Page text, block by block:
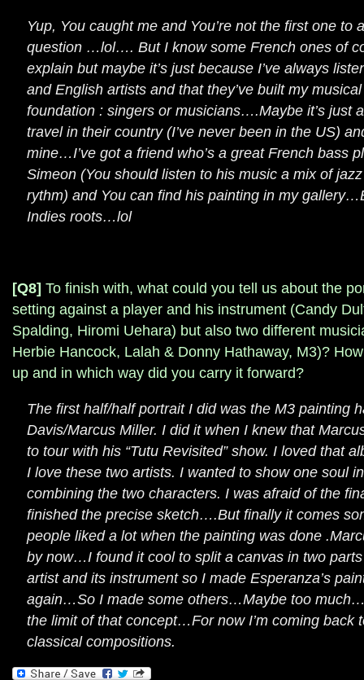
Yup, You caught me and You’re not the first one to
question …lol…. But I know some French ones of
explain but maybe it’s just because I’ve always
and English artists and that they’ve built my
foundation : singers or musicians….Maybe it’s just
travel in their country (I’ve never been in the US)
mine…I’ve got a friend who’s a great French bass
Simeon (You should listen to his music a mix of
rythm) and You can find his painting in my
Indies roots…lol
[Q8] To finish with, what could you tell us about the
setting against a player and his instrument (Candy
Spalding, Hiromi Uehara) but also two different
Herbie Hancock, Lalah & Donny Hathaway, M3)?
up and in which way did you carry it forward?
The first half/half portrait I did was the M3 painting
Davis/Marcus Miller. I did it when I knew that
to tour with his “Tutu Revisited” show. I loved that
I love these two artists. I wanted to show one soul
combining the two characters. I was afraid of the
finished the precise sketch….But finally it comes
people liked a lot when the painting was done
by now…I found it cool to split a canvas in two
artist and its instrument so I made Esperanza’s
again…So I made some others…Maybe too
the limit of that concept…For now I’m coming back
classical compositions.